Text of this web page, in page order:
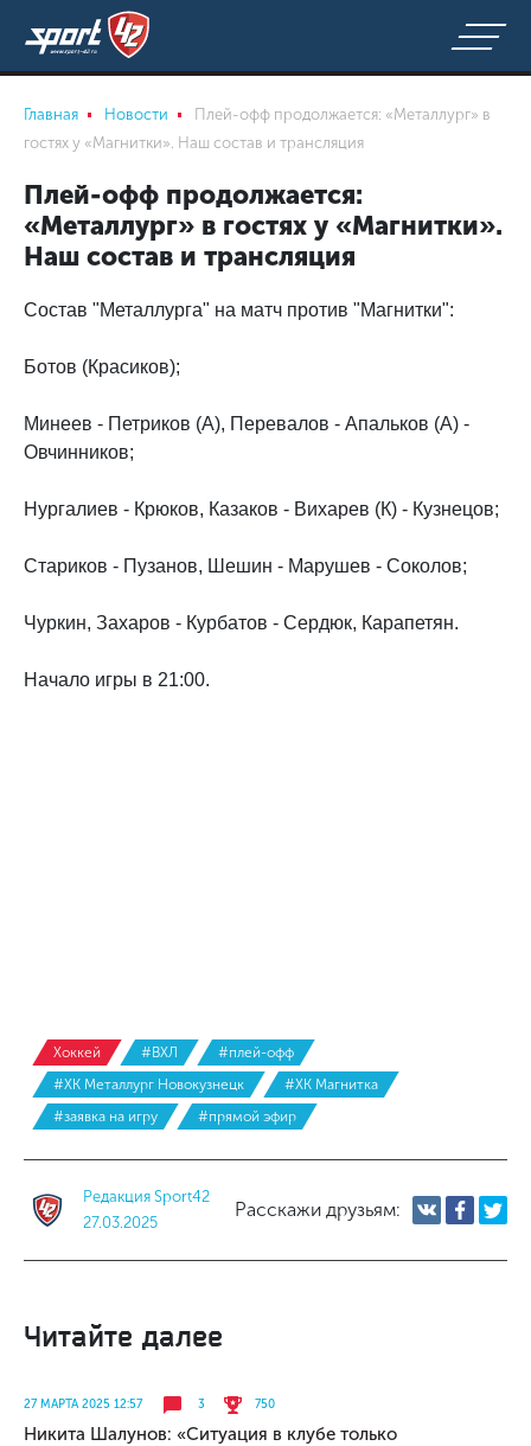
Главная Новости
Плей-офф продолжается: «Металлург» в
гостях у «Магнитки». Наш состав и трансляция
Плей-офф продолжается:
«Металлург» в гостях у «Магнитки».
Наш состав и трансляция
Состав "Металлурга" на матч против "Магнитки":
Ботов (Красиков);
Минеев - Петриков (А), Перевалов - Апальков (А) -
Овчинников;
Нургалиев - Крюков, Казаков - Вихарев (К) - Кузнецов;
Стариков - Пузанов, Шешин - Марушев - Соколов;
Чуркин, Захаров - Курбатов - Сердюк, Карапетян.
Начало игры в 21:00.
Хоккей #ВХЛ
#плей-офф
#ХК Металлург Новокузнецк
#ХК Магнитка
#заявка на игру
#прямой эфир
Редакция Sport42
27.03.2025
Расскажи друзьям:
Читайте далее
27 МАРТА 2025 12:57 3 750
Никита Шалунов: «Ситуация в клубе только